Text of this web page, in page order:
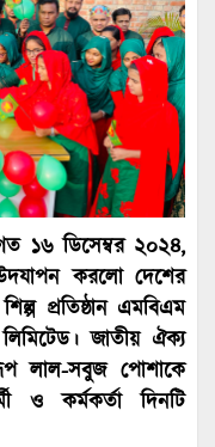
১৬ ডিসেম্বর ২০২৪,
করলো দেশের
প্রতিষ্ঠান এমবিএম
জাতীয় ঐক্য
লাল-সবুজ পোশাকে
ও কর্মকর্তা দিনটি